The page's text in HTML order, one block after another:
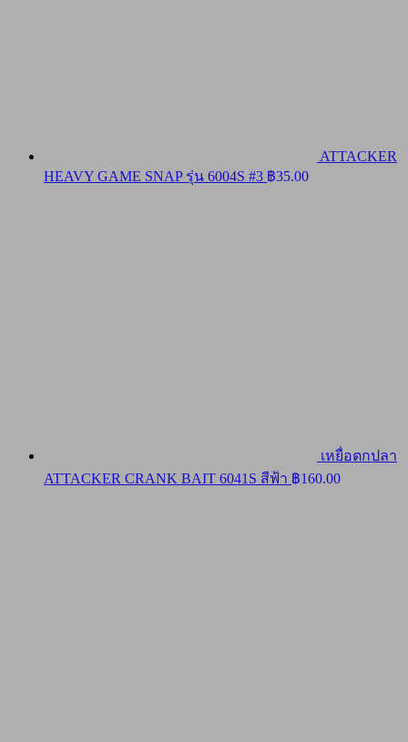
ATTACKER
HEAVY GAME SNAP รุ่น 6004S #3 ฿35.00
เหยื่อตกปลา
ATTACKER CRANK BAIT 6041S สีฟ้า ฿160.00